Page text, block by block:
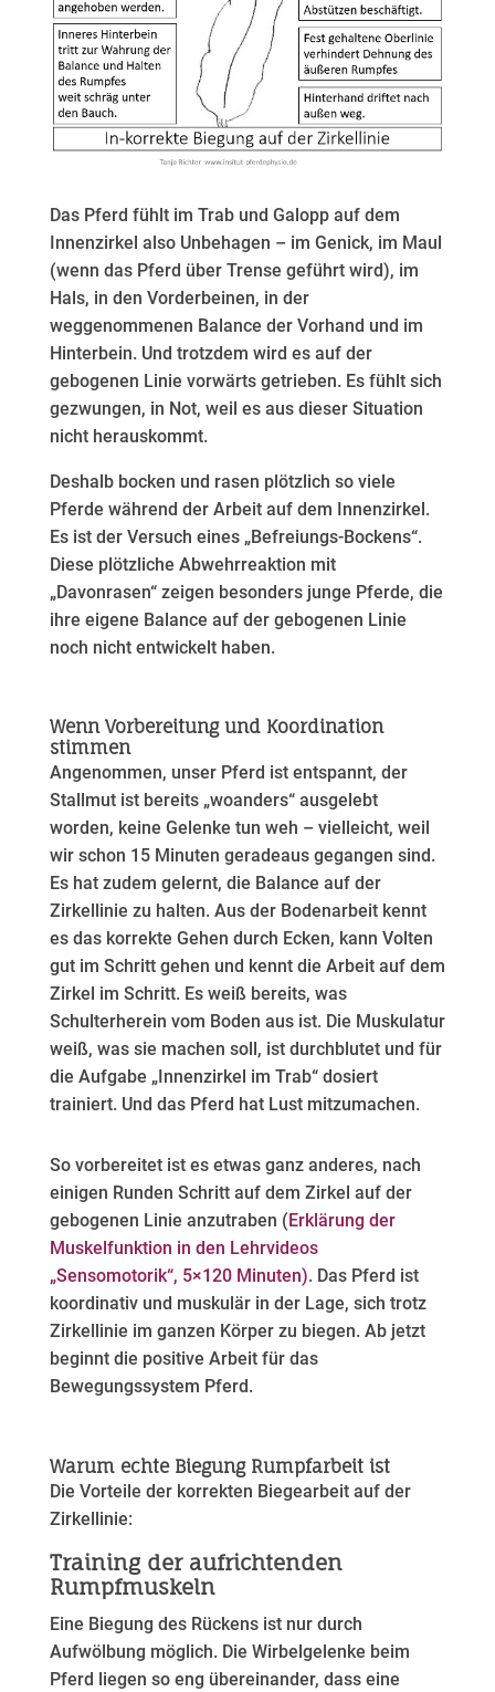
Das Pferd fühlt im Trab und Galopp auf dem
Innenzirkel also Unbehagen – im Genick, im Maul
(wenn das Pferd über Trense geführt wird), im
Hals, in den Vorderbeinen, in der
weggenommenen Balance der Vorhand und im
Hinterbein. Und trotzdem wird es auf der
gebogenen Linie vorwärts getrieben. Es fühlt sich
gezwungen, in Not, weil es aus dieser Situation
nicht herauskommt.
Deshalb bocken und rasen plötzlich so viele
Pferde während der Arbeit auf dem Innenzirkel.
Es ist der Versuch eines „Befreiungs‑Bockens“.
Diese plötzliche Abwehrreaktion mit
„Davonrasen“ zeigen besonders junge Pferde, die
ihre eigene Balance auf der gebogenen Linie
noch nicht entwickelt haben.
Wenn Vorbereitung und Koordination
stimmen
Angenommen, unser Pferd ist entspannt, der
Stallmut ist bereits „woanders“ ausgelebt
worden, keine Gelenke tun weh – vielleicht, weil
wir schon 15 Minuten geradeaus gegangen sind.
Es hat zudem gelernt, die Balance auf der
Zirkellinie zu halten. Aus der Bodenarbeit kennt
es das korrekte Gehen durch Ecken, kann Volten
gut im Schritt gehen und kennt die Arbeit auf dem
Zirkel im Schritt. Es weiß bereits, was
Schulterherein vom Boden aus ist. Die Muskulatur
weiß, was sie machen soll, ist durchblutet und für
die Aufgabe „Innenzirkel im Trab“ dosiert
trainiert. Und das Pferd hat Lust mitzumachen.
So vorbereitet ist es etwas ganz anderes, nach
einigen Runden Schritt auf dem Zirkel auf der
gebogenen Linie anzutraben ( Erklärung der
Muskelfunktion in den Lehrvideos
„Sensomotorik“, 5×120 Minuten). Das Pferd ist
koordinativ und muskulär in der Lage, sich trotz
Zirkellinie im ganzen Körper zu biegen. Ab jetzt
beginnt die positive Arbeit für das
Bewegungssystem Pferd.
Warum echte Biegung Rumpfarbeit ist
Die Vorteile der korrekten Biegearbeit auf der
Zirkellinie:
Training der aufrichtenden
Rumpfmuskeln
Eine Biegung des Rückens ist nur durch
Aufwölbung möglich. Die Wirbelgelenke beim
Pferd liegen so eng übereinander, dass eine